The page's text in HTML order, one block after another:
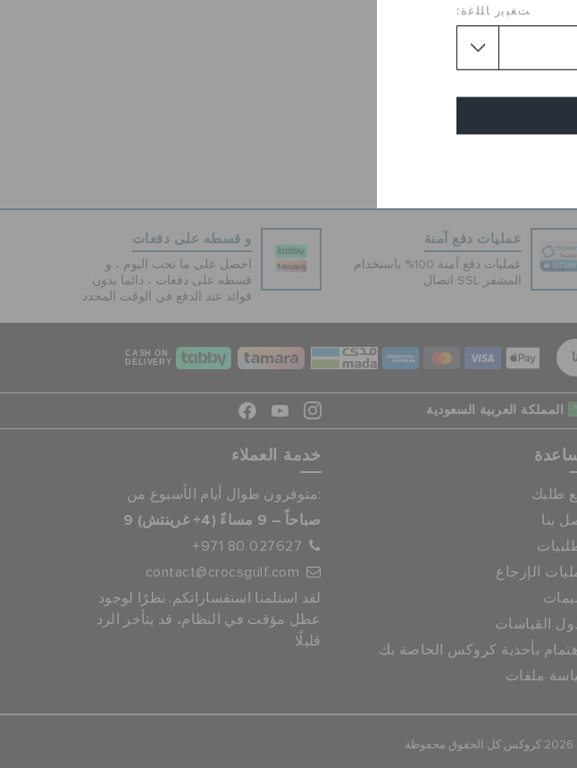
ﺖﻐﻴﻳﺭ ﺎﻠﻠﻏﺓ:
عمليات دفع آمنة
عمليات دفع آمنة 100% باستخدام
اتصال SSL المشفر
و قسطه على دفعات
احصل على ما تحب اليوم ، و
قسطه على دفعات ، دائما بدون
فوائد عند الدفع في الوقت المحدد
CASH ON
DELIVERY
المملكة العربية السعودية
طلبك
بنا
الإرجاع
القياسات
بأحذية كروكس الخاصة بك
ملفات
خدمة العملاء
متوفرون طوال أيام الأسبوع من:
9 صباحاً – 9 مساءً (4+ غرينتش)
+971 80 027627
contact@crocsgulf.com
لقد استلمنا استفساراتكم. نظرًا لوجود
عطل مؤقت في النظام، قد يتأخر الرد
قليلًا